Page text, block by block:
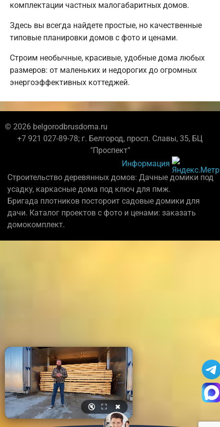
комплектации частных малогабаритных домов.
Здесь вы всегда найдете простые, но качественные
типовые планировки домов с фото и ценами.
Строим необычные, красивые, удобные дома любых
размеров: от маленьких и недорогих до огромных
энергоэффективных коттеджей.
© 2026 belgorodbrusdoma.ru
+7 921 027-89-78; г. Белгород, просп. Славы, 35, БЦ
"Проспект"
Информация
Строительство деревянных домов: Дачные домики под
усадку, каркасные дома под ключ для пмж.
Бригада плотников постороит садовые домики для
дачи. Каталог проектов с фото и ценами: заказать
домокомплект.
🔇 ⛶ ✖